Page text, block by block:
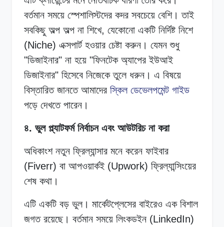
বর্তমান সময়ে স্পেশালিস্টদের কদর সবচেয়ে বেশি। তাই
সবকিছু অল্প অল্প না শিখে, যেকোনো একটি নির্দিষ্ট নিশে
(Niche) এক্সপার্ট হওয়ার চেষ্টা করুন। যেমন শুধু
"ডিজাইনার" না হয়ে "ফিনটেক অ্যাপের ইউআই
ডিজাইনার" হিসেবে নিজেকে তুলে ধরুন। এ বিষয়ে
বিস্তারিত জানতে আমাদের স্কিল ডেভেলপমেন্ট গাইড
পড়ে দেখতে পারেন।
৪. ভুল প্ল্যাটফর্ম নির্বাচন এবং আউটরিচ না করা
অধিকাংশ নতুন ফ্রিল্যান্সার মনে করেন ফাইবার
(Fiverr) বা আপওয়ার্কই (Upwork) ফ্রিল্যান্সিংয়ের
শেষ কথা।
এটি একটি বড় ভুল। মার্কেটপ্লেসের বাইরেও এক বিশাল
জগত রয়েছে। বর্তমান সময়ে লিংকডইন (LinkedIn)